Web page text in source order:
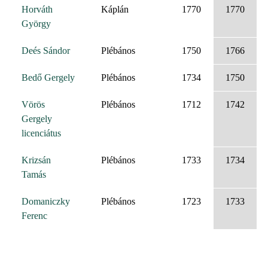
Horváth
György
Káplán 1770 1770
Deés Sándor Plébános 1750 1766
Bedő Gergely Plébános 1734 1750
Vörös
Gergely
licenciátus
Plébános 1712 1742
Krizsán
Tamás
Plébános 1733 1734
Domaniczky
Ferenc
Plébános 1723 1733